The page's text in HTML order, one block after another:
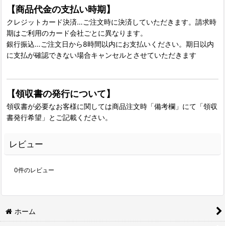
【商品代金の支払い時期】
クレジットカード決済…ご注文時に決済していただきます。請求時
期はご利用のカード会社ごとに異なります。
銀行振込…ご注文日から8時間以内にお支払いください。期日以内
に支払が確認できない場合キャンセルとさせていただきます
【領収書の発行について】
領収書が必要なお客様に関しては商品注文時「備考欄」にて「領収
書発行希望」とご記載ください。
レビュー
0件のレビュー
ホーム